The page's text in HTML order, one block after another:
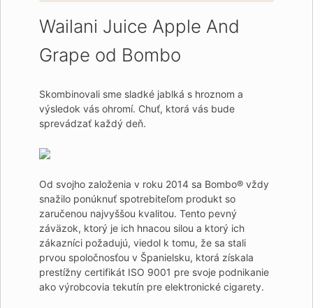
Wailani Juice Apple And
Grape od Bombo
Skombinovali sme sladké jablká s hroznom a
výsledok vás ohromí. Chuť, ktorá vás bude
sprevádzať každý deň.
Od svojho založenia v roku 2014 sa Bombo® vždy
snažilo ponúknuť spotrebiteľom produkt so
zaručenou najvyššou kvalitou. Tento pevný
záväzok, ktorý je ich hnacou silou a ktorý ich
zákazníci požadujú, viedol k tomu, že sa stali
prvou spoločnosťou v Španielsku, ktorá získala
prestížny certifikát ISO 9001 pre svoje podnikanie
ako výrobcovia tekutín pre elektronické cigarety.